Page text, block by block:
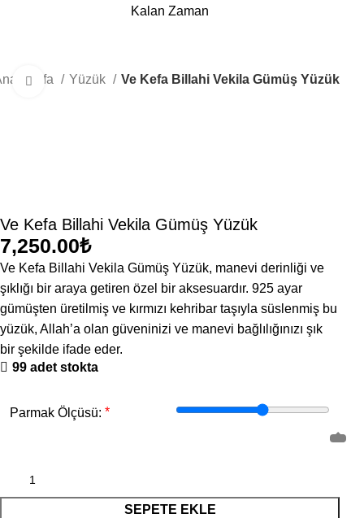
Kalan Zaman
Sayfa Yüzük Ve Kefa Billahi Vekila Gümüş Yüzük
Büyütmek için tıklayın
Ve Kefa Billahi Vekila Gümüş Yüzük
₺
Ve Kefa Billahi Vekila Gümüş Yüzük, manevi derinliği ve
şıklığı bir araya getiren özel bir aksesuardır. 925 ayar
gümüşten üretilmiş ve kırmızı kehribar taşıyla süslenmiş bu
yüzük, Allah’a olan güveninizi ve manevi bağlılığınızı şık
bir şekilde ifade eder.
99 adet stokta
Parmak Ölçüsü: *
SEPETE EKLE